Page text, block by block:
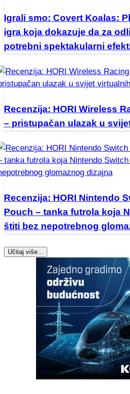
Igrali smo: Covert Koalas:
igra koja dokazuje da za
potrebni spektakularni
Recenzija: HORI Wireless
– pristupačan ulazak u
Recenzija: HORI Nintendo
Pouch – tanka futrola koja
štiti bez nepotrebnog
Učitaj više...